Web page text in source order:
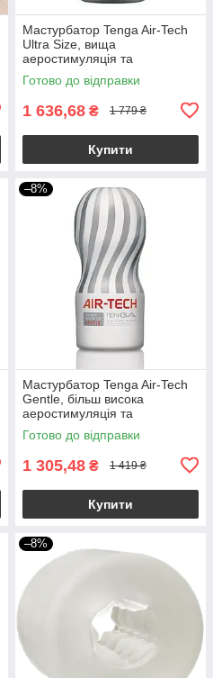
Мастурбатор Tenga Air-Tech
Ultra Size, вища
аеростимуляція та
всмоктувальний ефект
Готово до відправки
1 636,68 ₴ 1 779 ₴
Купити
–8%
Мастурбатор Tenga Air-Tech
Gentle, більш висока
аеростимуляція та
всмоктувальний ефект
Готово до відправки
1 305,48 ₴ 1 419 ₴
Купити
–8%